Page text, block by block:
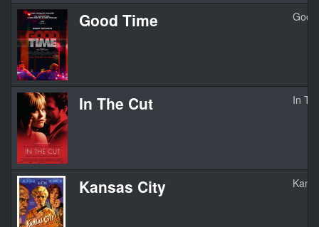
Good Time
In The Cut In
Kansas City